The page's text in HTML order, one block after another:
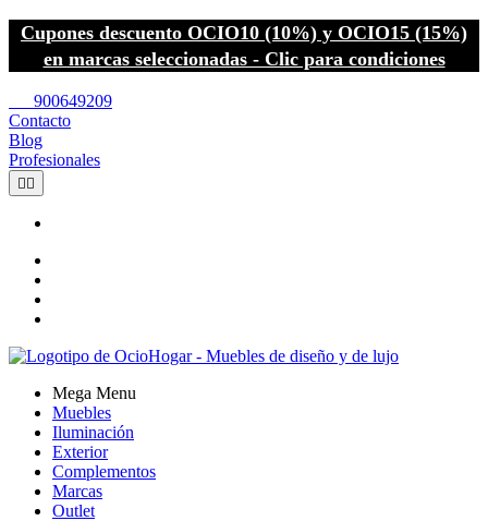
Cupones descuento OCIO10 (10%) y OCIO15 (15%)
en marcas seleccionadas - Clic para condiciones
900649209
Contacto
Blog
Profesionales
 
Mega Menu
Muebles
Iluminación
Exterior
Complementos
Marcas
Outlet